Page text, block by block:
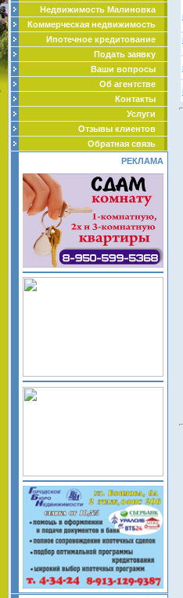
Недвижимость Малиновка
Коммерческая недвижимость
Ипотечное кредитование
Подать заявку
Ваши вопросы
Об агентстве
Контакты
Услуги
Отзывы клиентов
Обратная связь
РЕКЛАМА